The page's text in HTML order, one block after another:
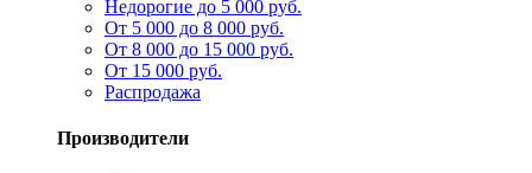
Недорогие до 5 000 руб.
От 5 000 до 8 000 руб.
От 8 000 до 15 000 руб.
От 15 000 руб.
Распродажа
Производители